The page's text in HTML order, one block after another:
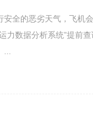
安全的恶劣天气，飞机会
力数据分析系统”提前查